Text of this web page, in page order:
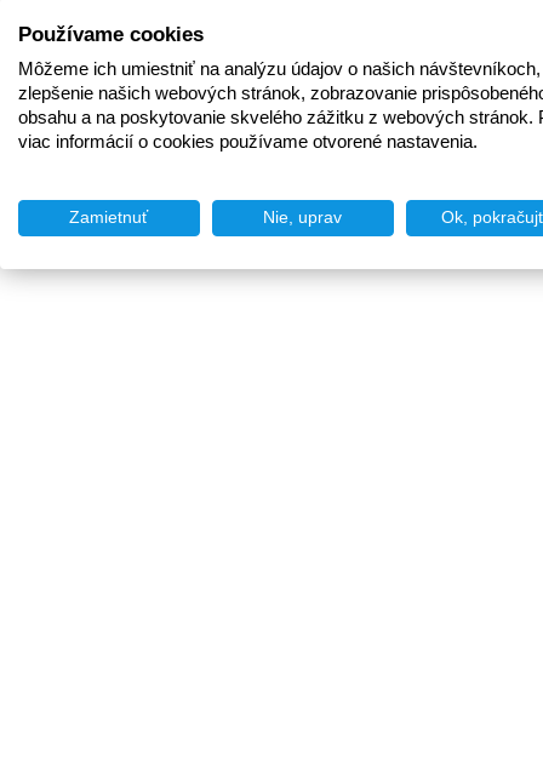
Používame cookies
Môžeme ich umiestniť na analýzu údajov o našich
zlepšenie našich webových stránok, zobrazovanie
obsahu a na poskytovanie skvelého zážitku z webových stránok.
viac informácií o cookies používame otvorené nastavenia.
Zamietnuť Nie, uprav Ok,